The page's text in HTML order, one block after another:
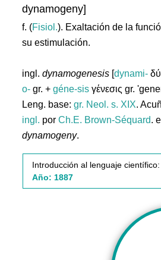
dynamogeny]
f. (Fisiol.). Exaltación de la
su estimulación.
ingl.dynamogenesis [dynami-
o- gr. +géne-sis γένεσις gr.
Leng. base:gr. Neol. s. XIX.
ingl. porCh.E. Brown-Séquard.
dynamogeny.
Introducción al lenguaje científico:
Año: 1887